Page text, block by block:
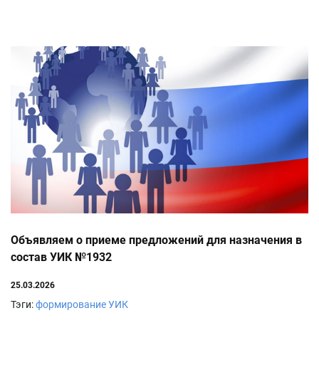
Объявляем о приеме предложений для назначения в
состав УИК №1932
25.03.2026
Тэги:формирование УИК